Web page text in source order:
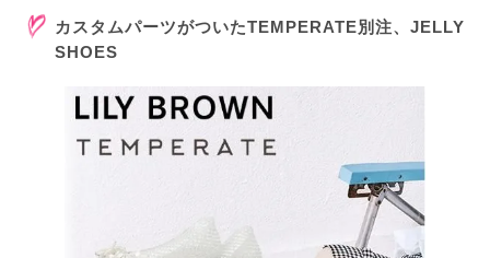
カスタムパーツがついたTEMPERATE別注、JELLY
SHOES